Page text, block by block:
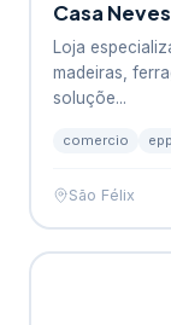
Casa Neves
Loja
madeiras,
soluçõe...
comercio epp
São Félix